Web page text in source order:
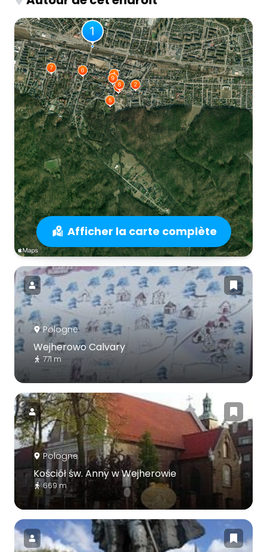
Afficher la carte complète
Pologne
Wejherowo Calvary
771 m
Pologne
Kościół św. Anny w Wejherowie
669 m